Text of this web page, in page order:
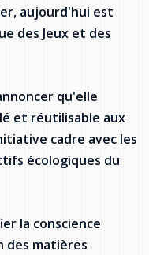
la
aujourd'hui est
des Jeux et des
qu'elle
et réutilisable aux
cadre avec les
écologiques du
la conscience
des matières